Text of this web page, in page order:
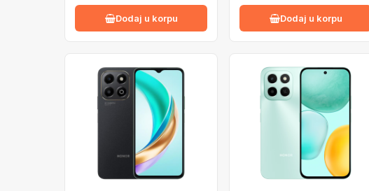
Dodaj u korpu Dodaj u korpu